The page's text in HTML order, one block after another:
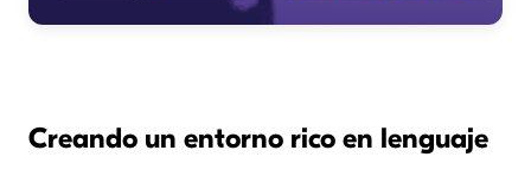
Creando un entorno rico en lenguaje